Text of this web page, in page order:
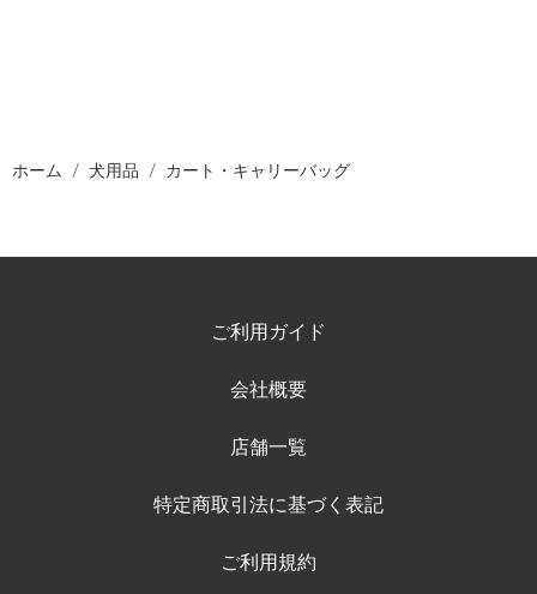
ホーム 犬用品 カート・キャリーバッグ
ご利用ガイド
会社概要
店舗一覧
特定商取引法に基づく表記
ご利用規約